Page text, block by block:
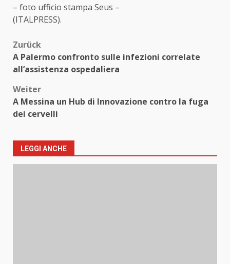
– foto ufficio stampa Seus –
(ITALPRESS).
Beitragsnavigation
Zurück
A Palermo confronto sulle infezioni correlate
all’assistenza ospedaliera
Weiter
A Messina un Hub di Innovazione contro la fuga
dei cervelli
LEGGI ANCHE